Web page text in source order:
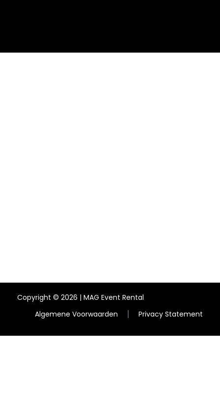
Copyright © 2026 | MAG Event Rental
Algemene Voorwaarden
Privacy Statement